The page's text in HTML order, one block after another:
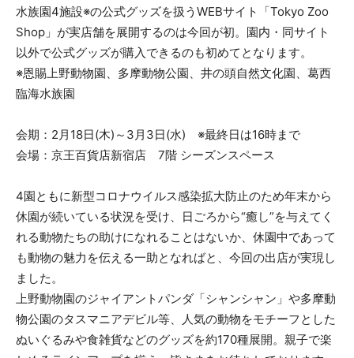
水族園4施設※の公式グッズを扱うWEBサイト「Tokyo Zoo
Shop」が実店舗を展開するのは今回が初。園内・同サイト
以外で公式グッズが購入できるのも初めてとなります。
※恩賜上野動物園、多摩動物公園、井の頭自然文化園、葛西
臨海水族園
会期：2月18日(木)～3月3日(水) ※最終日は16時まで
会場：京王百貨店新宿店 7階 シーズンスペース
4園ともに新型コロナウイルス感染拡大防止のため年末から
休園が続いている状況を受け、日ごろから“癒し”を与えてく
れる動物たちの助けになれることはないか、休園中であって
も動物の魅力を伝える一助となればと、今回の出店が実現し
ました。
上野動物園のジャイアントパンダ「シャンシャン」や多摩動
物公園のタスマニアデビル等、人気の動物をモチーフとした
ぬいぐるみや食雑貨などのグッズを約170種展開。親子で楽